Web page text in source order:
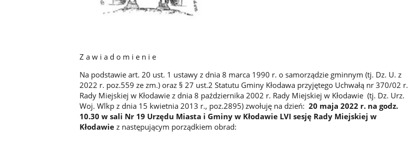
Z a w i a d o m i e n i e
Na podstawie art. 20 ust. 1 ustawy z dnia 8 marca 1990 r. o samorządzie gminnym (tj. Dz. U. z
2022 r. poz.559 ze zm.) oraz § 27 ust.2 Statutu Gminy Kłodawa przyjętego Uchwałą nr 370/02 r.
Rady Miejskiej w Kłodawie z dnia 8 października 2002 r. Rady Miejskiej w Kłodawie (tj. Dz. Urz.
Woj. Wlkp z dnia 15 kwietnia 2013 r., poz.2895) zwołuję na dzień: 20 maja 2022 r. na godz.
10.30 w sali Nr 19 Urzędu Miasta i Gminy w Kłodawie LVI sesję Rady Miejskiej w
Kłodawie z następującym porządkiem obrad: